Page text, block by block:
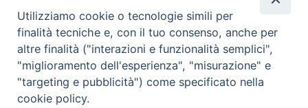
Ufficio Comunicazioni sociali
Piazza Giovene 4 – 70056 Molfetta (BA)
comunicazionisociali@diocesimolfetta.it
Utilizziamo cookie o tecnologie simili per
finalità tecniche e, con il tuo consenso, anche per
altre finalità ("interazioni e funzionalità semplici",
"miglioramento dell'esperienza", "misurazione" e
"targeting e pubblicità") come specificato nella
cookie policy.